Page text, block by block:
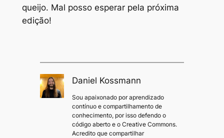
queijo. Mal posso esperar pela próxima
edição!
Daniel Kossmann
Sou apaixonado por aprendizado
contínuo e compartilhamento de
conhecimento, por isso defendo o
código aberto e o Creative Commons.
Acredito que compartilhar